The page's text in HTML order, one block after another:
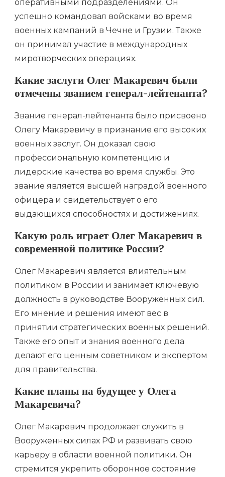
оперативными подразделениями. Он
успешно командовал войсками во время
военных кампаний в Чечне и Грузии. Также
он принимал участие в международных
миротворческих операциях.
Какие заслуги Олег Макаревич были
отмечены званием генерал-лейтенанта?
Звание генерал-лейтенанта было присвоено
Олегу Макаревичу в признание его высоких
военных заслуг. Он доказал свою
профессиональную компетенцию и
лидерские качества во время службы. Это
звание является высшей наградой военного
офицера и свидетельствует о его
выдающихся способностях и достижениях.
Какую роль играет Олег Макаревич в
современной политике России?
Олег Макаревич является влиятельным
политиком в России и занимает ключевую
должность в руководстве Вооруженных сил.
Его мнение и решения имеют вес в
принятии стратегических военных решений.
Также его опыт и знания военного дела
делают его ценным советником и экспертом
для правительства.
Какие планы на будущее у Олега
Макаревича?
Олег Макаревич продолжает служить в
Вооруженных силах РФ и развивать свою
карьеру в области военной политики. Он
стремится укрепить оборонное состояние